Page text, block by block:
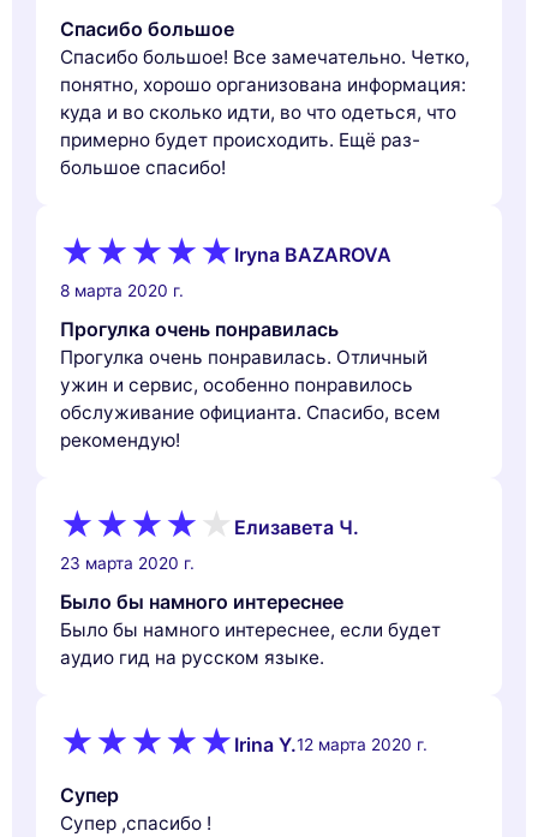
Спасибо большое
Спасибо большое! Все замечательно. Четко,
понятно, хорошо организована информация:
куда и во сколько идти, во что одеться, что
примерно будет происходить. Ещё раз-
большое спасибо!
Iryna BAZAROVA
8 марта 2020 г.
Прогулка очень понравилась
Прогулка очень понравилась. Отличный
ужин и сервис, особенно понравилось
обслуживание официанта. Спасибо, всем
рекомендую!
Елизавета Ч.
23 марта 2020 г.
Было бы намного интереснее
Было бы намного интереснее, если будет
аудио гид на русском языке.
Irina Y.12 марта 2020 г.
Супер
Супер ,спасибо !